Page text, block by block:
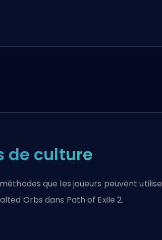
de culture
que les joueurs peuvent
Orbs dans Path of Exile 2.